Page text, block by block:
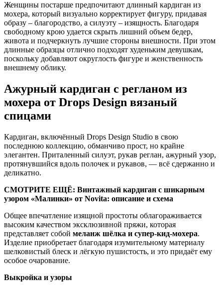
Женщины постарше предпочитают длинный кардиган из
мохера, который визуально корректирует фигуру, придавая
образу – благородство, а силуэту – изящность. Благодаря
свободному крою удается скрыть лишний объем бедер,
живота и подчеркнуть лучшие стороны внешности. При этом
длинные образцы отлично подходят худеньким девушкам,
поскольку добавляют округлость фигуре и женственность
внешнему облику.
Ажурный кардиган с регланом из
мохера от Drops Design вязаный
спицами
Кардиган, включённый Drops Design Studio в свою
последнюю коллекцию, обманчиво прост, но крайне
элегантен. Приталенный силуэт, рукав реглан, ажурный узор,
протянувшийся вдоль полочек и рукавов, — всё сдержанно и
деликатно.
СМОТРИТЕ ЕЩЁ: Винтажный кардиган с шикарным
узором «Малинки» от Novita: описание и схема
Общее впечатление изящной простоты облагораживается
высоким качеством эксклюзивной пряжи, которая
представляет собой меланж шёлка и супер-кид-мохера.
Изделие приобретает благодаря изумительному материалу
шелковистый блеск и лёгкую пушистость, и это придаёт ему
особое очарование.
Выкройка и узоры